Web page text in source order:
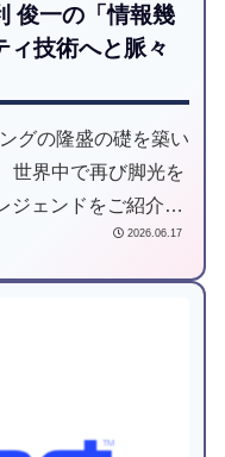
俊一の「情報幾
ィ技術へと脈々
グの隆盛の礎を築い
世界中で再び脚光を
ジェンドをご紹介し
2026.06.17